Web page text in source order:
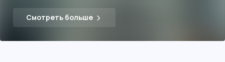
Смотреть больше